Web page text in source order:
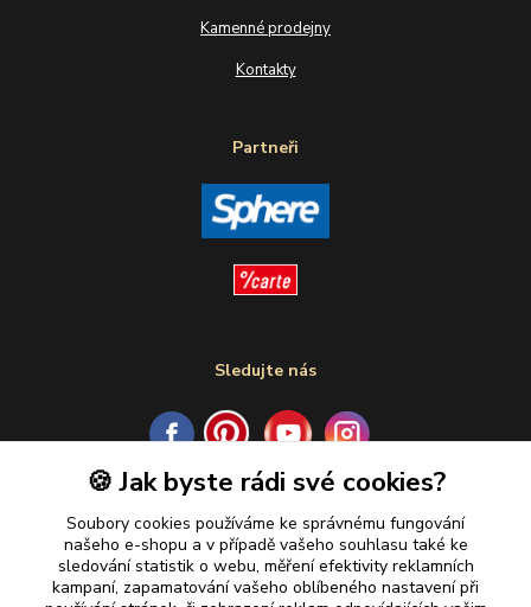
Kamenné prodejny
Kontakty
Partneři
Sledujte nás
🍪 Jak byste rádi své cookies?
Soubory cookies používáme ke správnému fungování
našeho e-shopu a v případě vašeho souhlasu také ke
sledování statistik o webu, měření efektivity reklamních
kampaní, zapamatování vašeho oblíbeného nastavení při